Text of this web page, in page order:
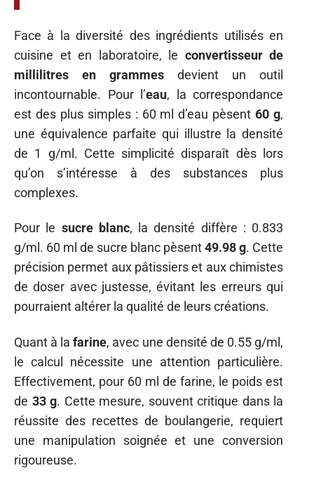
Face à la diversité des ingrédients utilisés en
cuisine et en laboratoire, le convertisseur de
millilitres en grammes devient un outil
incontournable. Pour l’eau, la correspondance
est des plus simples : 60 ml d’eau pèsent60 g,
une équivalence parfaite qui illustre la densité
de 1 g/ml. Cette simplicité disparaît dès lors
qu’on s’intéresse à des substances plus
complexes.
Pour le sucre blanc, la densité diffère : 0.833
g/ml. 60 ml de sucre blanc pèsent49.98 g. Cette
précision permet aux pâtissiers et aux chimistes
de doser avec justesse, évitant les erreurs qui
pourraient altérer la qualité de leurs créations.
Quant à lafarine, avec une densité de 0.55 g/ml,
le calcul nécessite une attention particulière.
Effectivement, pour 60 ml de farine, le poids est
de 33 g. Cette mesure, souvent critique dans la
réussite des recettes de boulangerie, requiert
une manipulation soignée et une conversion
rigoureuse.